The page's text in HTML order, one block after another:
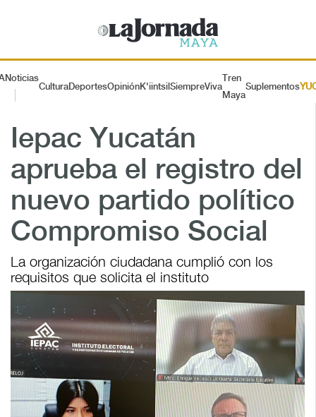
Noticias
CulturaDeportesOpiniónK'iintsil SiempreViva
Tren
Maya
Suplementos
Iepac Yucatán
aprueba el registro del
nuevo partido político
Compromiso Social
La organización ciudadana cumplió con los
requisitos que solicita el instituto